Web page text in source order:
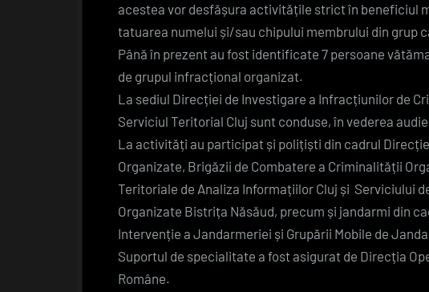
acestea vor desfășura activitățile strict în beneficiul
tatuarea numelui și/sau chipului membrului din grup
Până în prezent au fost identificate 7 persoane
de grupul infracțional organizat.
La sediul Direcției de Investigare a Infracțiunilor de
Serviciul Teritorial Cluj sunt conduse, în vederea
La activități au participat și polițiști din cadrul
Organizate, Brigăzii de Combatere a Criminalității
Teritoriale de Analiza Informațiilor Cluj și Serviciului
Organizate Bistrița Năsăud, precum și jandarmi din
Intervenție a Jandarmeriei și Grupării Mobile de
Suportul de specialitate a fost asigurat de Direcția
Române.